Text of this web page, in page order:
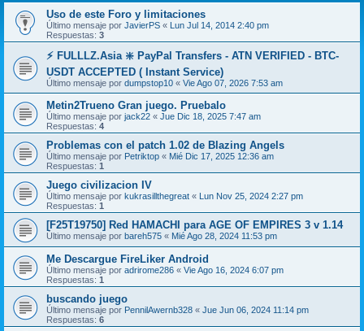
Uso de este Foro y limitaciones
Último mensaje por JavierPS « Lun Jul 14, 2014 2:40 pm
Respuestas: 3
⚡ FULLLZ.Asia ❇️ PayPal Transfers - ATN VERIFIED - BTC-
USDT ACCEPTED ( Instant Service)
Último mensaje por dumpstop10 « Vie Ago 07, 2026 7:53 am
Metin2Trueno Gran juego. Pruebalo
Último mensaje por jack22 « Jue Dic 18, 2025 7:47 am
Respuestas: 4
Problemas con el patch 1.02 de Blazing Angels
Último mensaje por Petriktop « Mié Dic 17, 2025 12:36 am
Respuestas: 1
Juego civilizacion IV
Último mensaje por kukrasillthegreat « Lun Nov 25, 2024 2:27 pm
Respuestas: 1
[F25T19750] Red HAMACHI para AGE OF EMPIRES 3 v 1.14
Último mensaje por bareh575 « Mié Ago 28, 2024 11:53 pm
Me Descargue FireLiker Android
Último mensaje por adrirome286 « Vie Ago 16, 2024 6:07 pm
Respuestas: 1
buscando juego
Último mensaje por PennilAwernb328 « Jue Jun 06, 2024 11:14 pm
Respuestas: 6